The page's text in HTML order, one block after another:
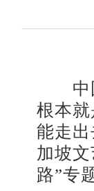
中国
根本
能走
加坡
路”专